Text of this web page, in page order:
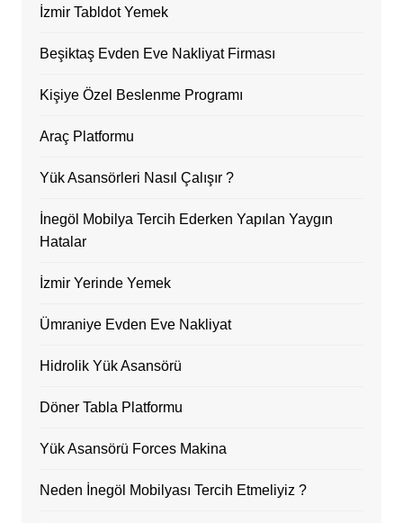
İzmir Tabldot Yemek
Beşiktaş Evden Eve Nakliyat Firması
Kişiye Özel Beslenme Programı
Araç Platformu
Yük Asansörleri Nasıl Çalışır ?
İnegöl Mobilya Tercih Ederken Yapılan Yaygın
Hatalar
İzmir Yerinde Yemek
Ümraniye Evden Eve Nakliyat
Hidrolik Yük Asansörü
Döner Tabla Platformu
Yük Asansörü Forces Makina
Neden İnegöl Mobilyası Tercih Etmeliyiz ?